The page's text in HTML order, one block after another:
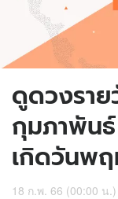
ดูดวงราย
กุมภาพัน
เกิดวันพ
18 ก.พ. 66 (00:00 น.)